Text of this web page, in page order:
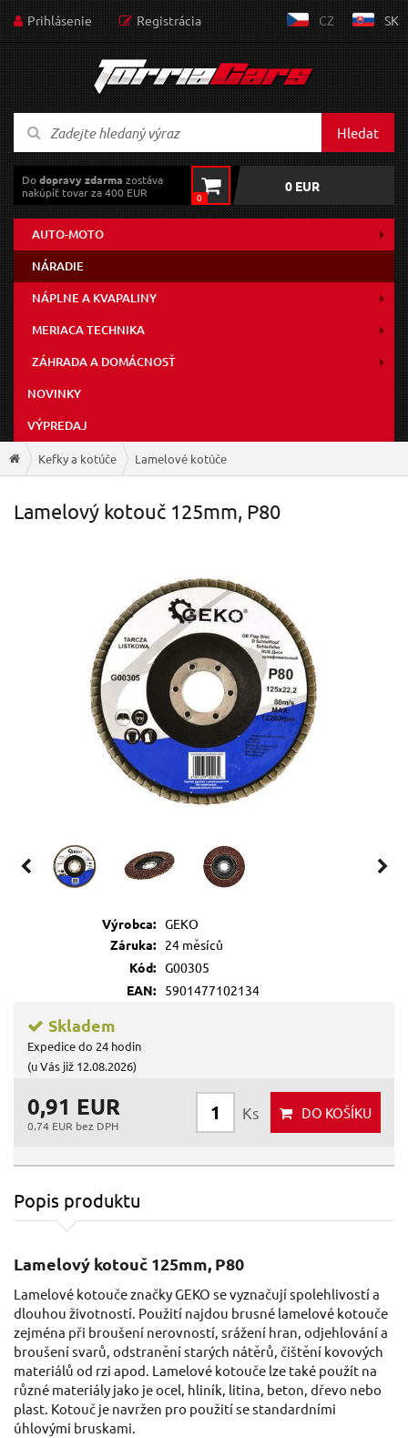
Prihlásenie Registrácia CZ SK
Hledat
Dodopravy zdarma zostáva
nakúpiť tovar za 400 EUR
0
0 EUR
AUTO-MOTO
NÁRADIE
NÁPLNE A KVAPALINY
MERIACA TECHNIKA
ZÁHRADA A DOMÁCNOSŤ
NOVINKY
VÝPREDAJ
Kefky a kotúče Lamelové kotúče
Lamelový kotouč 125mm, P80
Výrobca: GEKO
Záruka:
24 měsíců
Kód: G00305
EAN:
5901477102134
Skladem
Expedice do 24 hodin
(u Vás již 12.08.2026)
0,91 EUR
0.74 EUR bez DPH
Ks DO KOŠÍKU
Popis produktu
Lamelový kotouč 125mm, P80
Lamelové kotouče značky GEKO se vyznačují spolehlivostí a
dlouhou životností. Použití najdou brusné lamelové kotouče
zejména při broušení nerovností, srážení hran, odjehlování a
broušení svarů, odstranění starých nátěrů, čištění kovových
materiálů od rzi apod. Lamelové kotouče lze také použít na
různé materiály jako je ocel, hliník, litina, beton, dřevo nebo
plast. Kotouč je navržen pro použití se standardními
úhlovými bruskami.